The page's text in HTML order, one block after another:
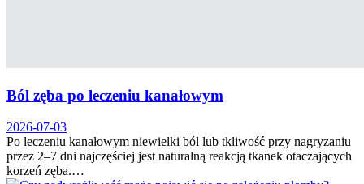
Ból zęba po leczeniu kanałowym
2026-07-03
Po leczeniu kanałowym niewielki ból lub tkliwość przy nagryzaniu
przez 2–7 dni najczęściej jest naturalną reakcją tkanek otaczających
korzeń zęba.…